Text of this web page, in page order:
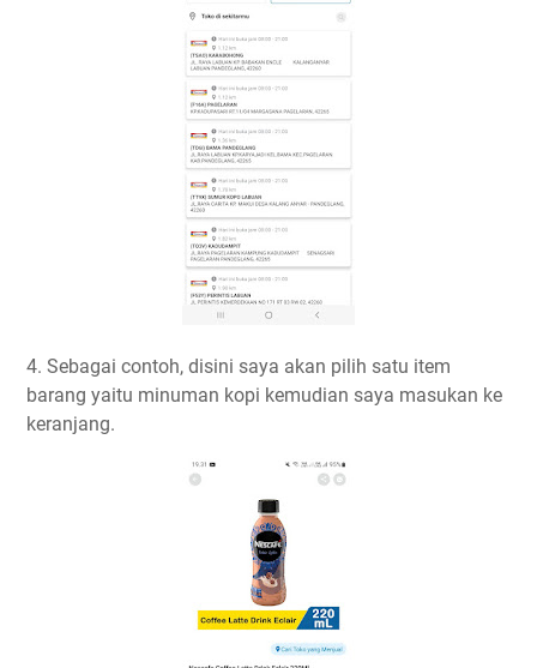
4. Sebagai contoh, disini saya akan pilih satu item
barang yaitu minuman kopi kemudian saya masukan ke
keranjang.